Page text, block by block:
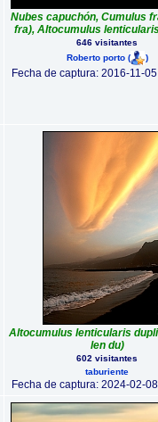
Nubes capuchón, Cumulus
fra), Altocumulus
646 visitantes
Roberto porto( )
Fecha de captura: 2016-11-
Altocumulus lenticularis
len du)
602 visitantes
taburiente
Fecha de captura: 2024-02-